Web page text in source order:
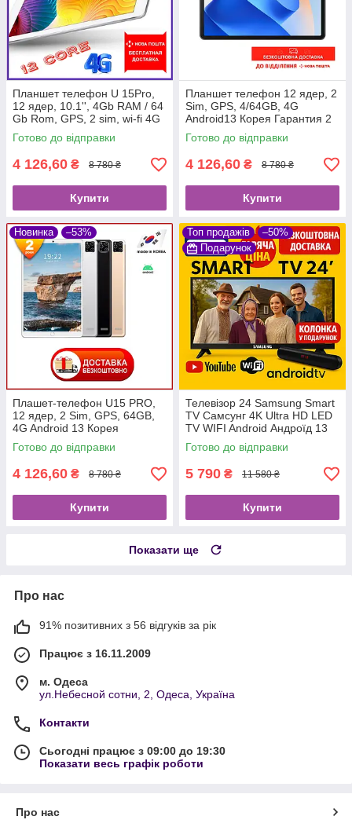
Планшет телефон U 15Pro,
12 ядер, 10.1'', 4Gb RAM / 64
Gb Rom, GPS, 2 sim, wi-fi 4G
Готово до відправки
4 126,60 ₴ 8 780 ₴
Купити
Планшет телефон 12 ядер, 2
Sim, GPS, 4/64GB, 4G
Android13 Корея Гарантия 2
года
Готово до відправки
4 126,60 ₴ 8 780 ₴
Купити
Новинка –53%
Плашет-телефон U15 PRO,
12 ядер, 2 Sim, GPS, 64GB,
4G Android 13 Корея
Гарантия 2 года
Готово до відправки
4 126,60 ₴ 8 780 ₴
Купити
Топ продажів
–50%
Подарунок
Телевізор 24 Samsung Smart
TV Самсунг 4K Ultra HD LED
TV WIFI Android Андроїд 13
Смарт ТВ Гарантія 2 роки
Готово до відправки
5 790 ₴ 11 580 ₴
Купити
Показати ще
Про нас
91% позитивних з 56 відгуків за рік
Працює з 16.11.2009
м. Одеса
ул.Небесной сотни, 2, Одеса, Україна
Контакти
Сьогодні працює з 09:00 до 19:30
Показати весь графік роботи
Про нас